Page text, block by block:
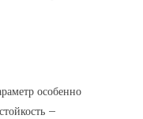
особенно
–